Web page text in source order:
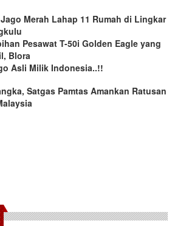
Merah Lahap 11 Rumah di Lingkar
Pesawat T-50i Golden Eagle yang
Blora
Asli Milik Indonesia..!!
Satgas Pamtas Amankan Ratusan